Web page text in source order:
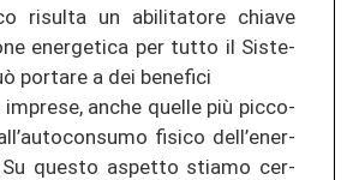
ri­sul­ta un abi­li­ta­to­re chia­ve
ener­ge­ti­ca per tutto il Sis­te­
por­ta­re a dei be­ne­fi­ci
anche quel­le più pic­co­
fis­i­co dell’ener­
ques­to as­pet­to sti­a­mo cer­